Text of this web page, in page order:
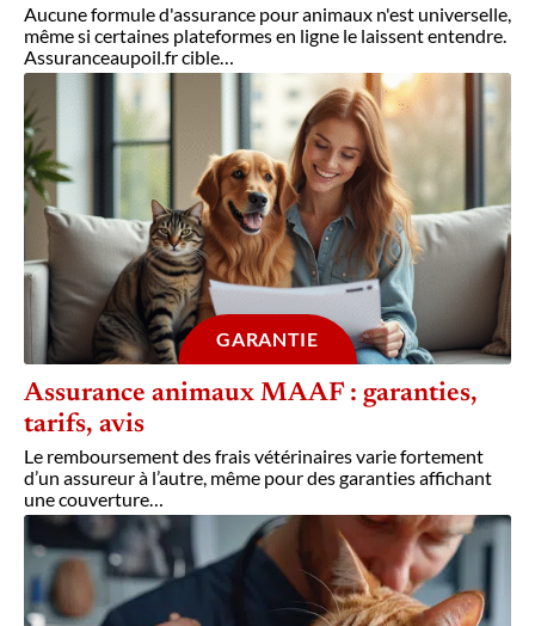
Aucune formule d'assurance pour animaux n'est universelle,
même si certaines plateformes en ligne le laissent entendre.
Assuranceaupoil.fr cible
GARANTIE
Assurance animaux MAAF : garanties,
tarifs, avis
Le remboursement des frais vétérinaires varie fortement
d’un assureur à l’autre, même pour des garanties affichant
une couverture…